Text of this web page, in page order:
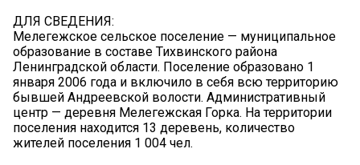
ДЛЯ СВЕДЕНИЯ:
Мелегежское сельское поселение — муниципальное
образование в составе Тихвинского района
Ленинградской области. Поселение образовано 1
января 2006 года и включило в себя всю территорию
бывшей Андреевской волости. Административный
центр — деревня Мелегежская Горка. На территории
поселения находится 13 деревень, количество
жителей поселения 1 004 чел.